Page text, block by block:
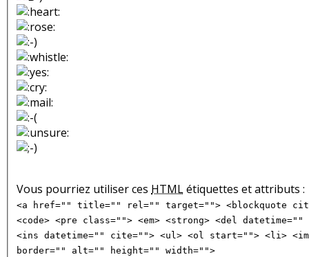
Vous pourriez utiliser ces HTMLétiquettes et attributs :
<a href="" title="" rel="" target=""> <blockquote
<code> <pre class=""> <em> <strong> <del
<ins datetime="" cite=""> <ul> <ol start=""> <li>
border="" alt="" height="" width="">